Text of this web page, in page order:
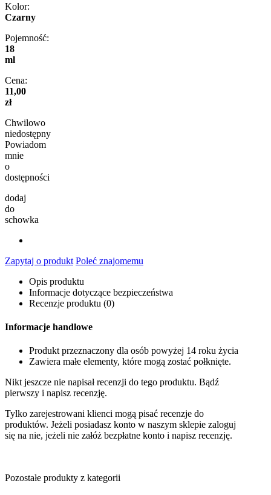
Kolor:
Czarny
Pojemność:
18
ml
Cena:
11,00
zł
Chwilowo
niedostępny
Powiadom
mnie
o
dostępności
dodaj
do
schowka
Zapytaj o produkt Poleć znajomemu
Opis produktu
Informacje dotyczące bezpieczeństwa
Recenzje produktu (0)
Informacje handlowe
Produkt przeznaczony dla osób powyżej 14 roku życia
Zawiera małe elementy, które mogą zostać połknięte.
Nikt jeszcze nie napisał recenzji do tego produktu. Bądź
pierwszy i napisz recenzję.
Tylko zarejestrowani klienci mogą pisać recenzje do
produktów. Jeżeli posiadasz konto w naszym sklepie zaloguj
się na nie, jeżeli nie załóż bezpłatne konto i napisz recenzję.
Pozostałe produkty z kategorii